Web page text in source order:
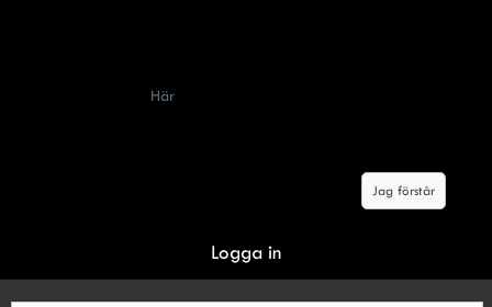
Här
Jag förstår
Logga in